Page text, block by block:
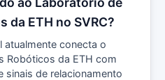
da ETH no SVRC?
atualmente conecta o
Robóticos da ETH com
sinais de relacionamento